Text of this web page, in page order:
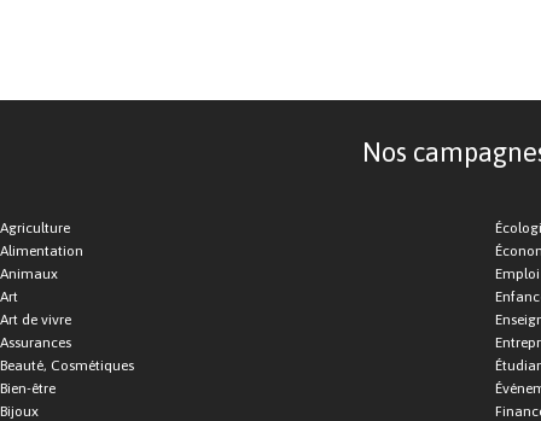
Nos
Agriculture
Alimentation
Animaux
Art
Art de vivre
Assurances
Beauté, Cosmétiques
Bien-être
Bijoux
Emploi